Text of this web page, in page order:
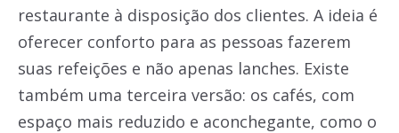
restaurante à disposição dos clientes. A ideia é
oferecer conforto para as pessoas fazerem
suas refeições e não apenas lanches. Existe
também uma terceira versão: os cafés, com
espaço mais reduzido e aconchegante, como o